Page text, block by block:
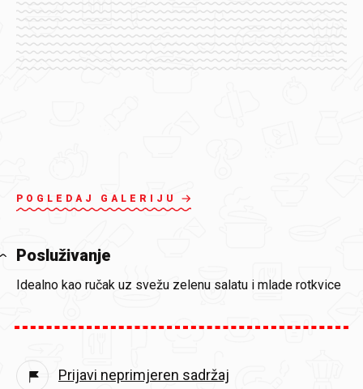
POGLEDAJ GALERIJU
Posluživanje
Idealno kao ručak uz svežu zelenu salatu i mlade rotkvice
Prijavi neprimjeren sadržaj